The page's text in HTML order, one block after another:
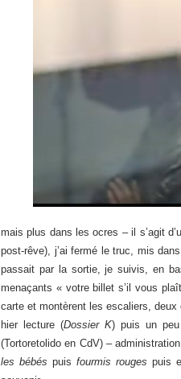
mais plus dans les ocres – il s’agit
post-rêve), j’ai fermé le truc, mis
passait par la sortie, je suivis, en
menaçants « votre billet s’il vous
carte et montèrent les escaliers,
hier lecture (Dossier K) puis un
(Tortoretolido en CdV) –
les bébés puis fourmis rouges puis